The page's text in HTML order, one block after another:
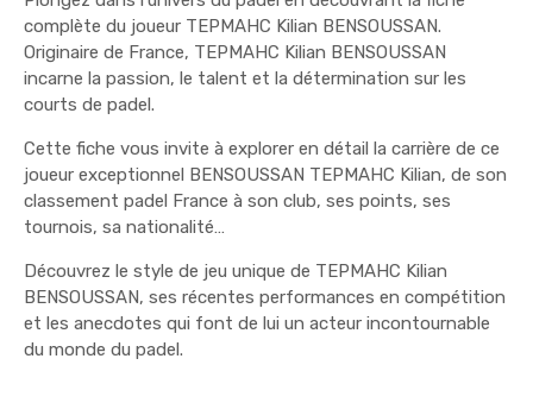
complète du joueur TEPMAHC Kilian BENSOUSSAN.
Originaire de France, TEPMAHC Kilian BENSOUSSAN
incarne la passion, le talent et la détermination sur les
courts de padel.
Cette fiche vous invite à explorer en détail la carrière de ce
joueur exceptionnel BENSOUSSAN TEPMAHC Kilian, de son
classement padel France à son club, ses points, ses
tournois, sa nationalité…
Découvrez le style de jeu unique de TEPMAHC Kilian
BENSOUSSAN, ses récentes performances en compétition
et les anecdotes qui font de lui un acteur incontournable
du monde du padel.